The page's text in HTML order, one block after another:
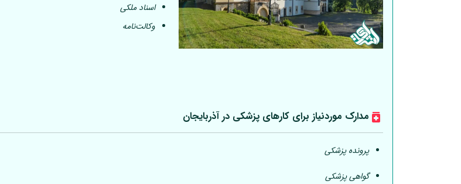
اسناد ملکی
وکالت‌نامه
مدارک موردنیاز برای کارهای پزشکی در آذربایجان
پرونده پزشکی
گواهی پزشکی